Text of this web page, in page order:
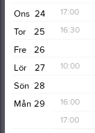
17:00
18:00
24
Ons 17:00
25
Tor 16:30
17:30
26
Fre
27
Lör 10:00
11:00
28
Sön
29
Mån 16:00
17:00